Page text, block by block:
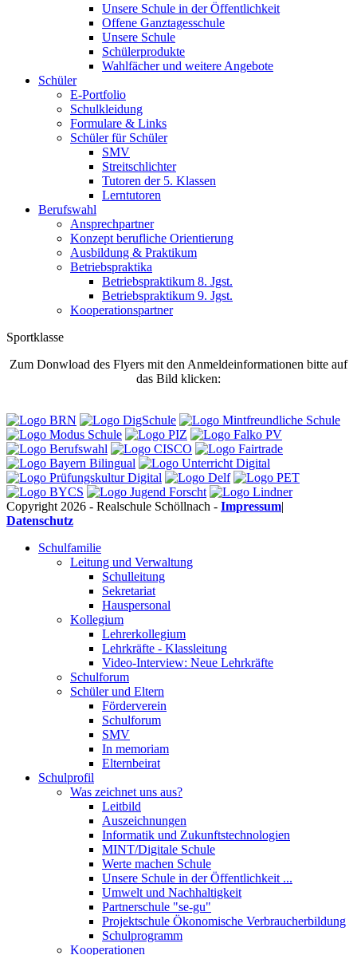
Unsere Schule in der Öffentlichkeit
Offene Ganztagesschule
Unsere Schule
Schülerprodukte
Wahlfächer und weitere Angebote
Schüler
E-Portfolio
Schulkleidung
Formulare & Links
Schüler für Schüler
SMV
Streitschlichter
Tutoren der 5. Klassen
Lerntutoren
Berufswahl
Ansprechpartner
Konzept berufliche Orientierung
Ausbildung & Praktikum
Betriebspraktika
Betriebspraktikum 8. Jgst.
Betriebspraktikum 9. Jgst.
Kooperationspartner
Sportklasse
Zum Donwload des Flyers mit den Anmeldeinformationen bitte auf
das Bild klicken:
Copyright 2026 - Realschule Schöllnach - Impressum|
Datenschutz
Schulfamilie
Leitung und Verwaltung
Schulleitung
Sekretariat
Hauspersonal
Kollegium
Lehrerkollegium
Lehrkräfte - Klassleitung
Video-Interview: Neue Lehrkräfte
Schulforum
Schüler und Eltern
Förderverein
Schulforum
SMV
In memoriam
Elternbeirat
Schulprofil
Was zeichnet uns aus?
Leitbild
Auszeichnungen
Informatik und Zukunftstechnologien
MINT/Digitale Schule
Werte machen Schule
Unsere Schule in der Öffentlichkeit ...
Umwelt und Nachhaltigkeit
Partnerschule "se-gu"
Projektschule Ökonomische Verbraucherbildung
Schulprogramm
Kooperationen